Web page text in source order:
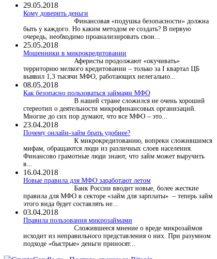
29.05.2018
Кому доверить деньги
Финансовая «подушка безопасности» должна
быть у каждого. Но каким методом ее создать? В первую
очередь, необходимо проанализировать свои...
25.05.2018
Мошенники в микрокредитовании
Аферисты продолжают «окучивать»
территорию мелкого кредитовании – только за I квартал ЦБ
выявил 1,3 тысячи МФО, работающих нелегально...
08.05.2018
Как безопасно пользоваться займами МФО
В нашей стране сложился не очень хороший
стереотип о деятельности микрофинансовых организаций.
Многие до сих пор думают, что все МФО – это...
23.04.2018
Почему онлайн-займ брать удобнее?
К микрокредитованию, вопреки сложившимся
мифам, обращаются люди из различных слоев населения.
Финансово грамотные люди знают, что займ может выручить
в...
16.04.2018
Новые правила для МФО заработают летом
Банк России вводит новые, более жесткие
правила для МФО в секторе «займ для зарплаты» – теперь займ
этого вида будет составлять не...
03.04.2018
​Правила пользования микрозаймами
Сложившееся мнение о вреде микрозаймов
исходит из неправильного представления о них. При разумном
подходе «быстрые» деньги приносят...